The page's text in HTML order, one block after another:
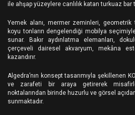
ile ahşap yüzeylere canlılık katan turkuaz bar
Yemek alanı, mermer zeminleri, geometrik
koyu tonların dengelendiği mobilya
sunar. Bakır aydınlatma elemanları,
çerçeveli dairesel akvaryum, mekâna
kazandırır.
Algedra’nın konsept tasarımıyla şekillenen
ve zarafeti bir araya getirerek
noktalarından birinde huzurlu ve görsel
sunmaktadır.